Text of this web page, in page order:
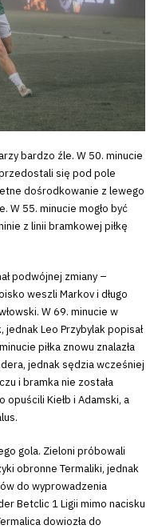
bardzo źle. W 50. minucie
się pod pole
dośrodkowanie z lewego
W 55. minucie mogło być
z linii bramkowej piłkę
podwójnej zmiany –
weszli Markov i długo
W 69. minucie w
jednak Leo Przybylak popisał
piłka znowu znalazła
jednak sędzia wcześniej
i bramka nie została
Kiełb i Adamski, a
gola. Zieloni próbowali
obronne Termaliki, jednak
do wyprowadzenia
Betclic 1 Ligii mimo nacisku
dowiozła do